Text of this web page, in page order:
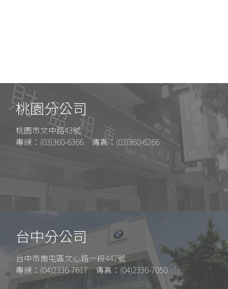
桃園分公司
桃園市文中路43號
專線：(03)360-6366 傳真：(03)360-6266
台中分公司
台中市南屯區文心路一段447號
專線：(04)2336-7617 傳真：(04)2336-7050